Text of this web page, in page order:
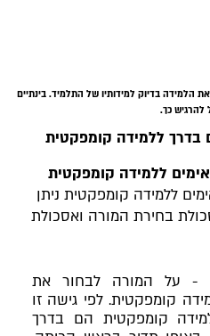
הלמידה בדיוק למידותיו של התלמיד. בינתיים
להרגיש כך.
ללמידה קומפקטית ניתן
בחירת המורה ואסכולת
- על המורה לבחור את
קומפקטית. לפי גישה זו
קומפקטית הם בדרך